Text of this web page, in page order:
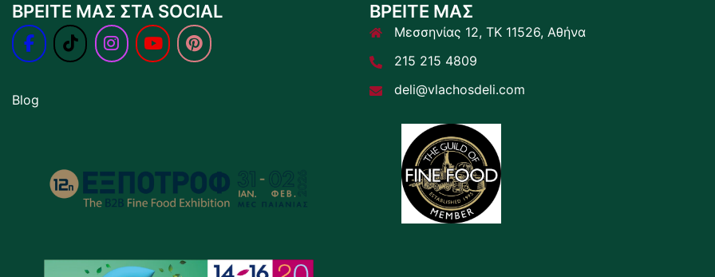
ΒΡΕΙΤΕ ΜΑΣ ΣΤΑ SOCIAL
Blog
ΒΡΕΙΤΕ ΜΑΣ
Μεσσηνίας 12, ΤΚ 11526, Αθήνα
215 215 4809
deli@vlachosdeli.com